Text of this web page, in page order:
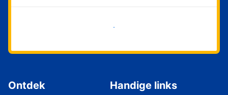
Nu meteen beginnen
Ontdek Handige links